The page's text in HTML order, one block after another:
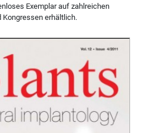
Exemplar auf zahlreichen
Kongressen erhältlich.